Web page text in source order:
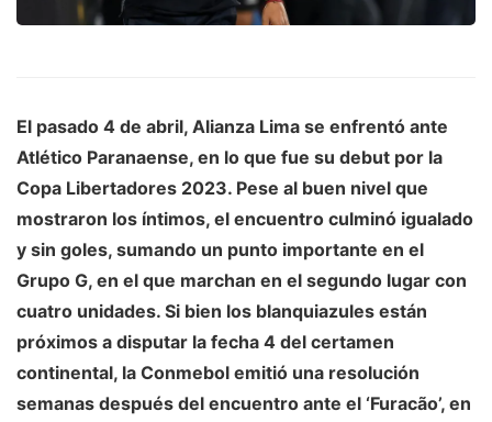
El pasado 4 de abril, Alianza Lima se enfrentó ante
Atlético Paranaense, en lo que fue su debut por la
Copa Libertadores 2023. Pese al buen nivel que
mostraron los íntimos, el encuentro culminó igualado
y sin goles, sumando un punto importante en el
Grupo G, en el que marchan en el segundo lugar con
cuatro unidades. Si bien los blanquiazules están
próximos a disputar la fecha 4 del certamen
continental, la Conmebol emitió una resolución
semanas después del encuentro ante el ‘Furacão’, en